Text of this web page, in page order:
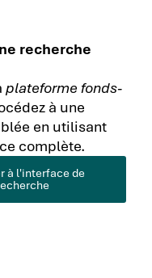
recherche
plateforme fonds-
à une
en utilisant
complète.
à l'interface de